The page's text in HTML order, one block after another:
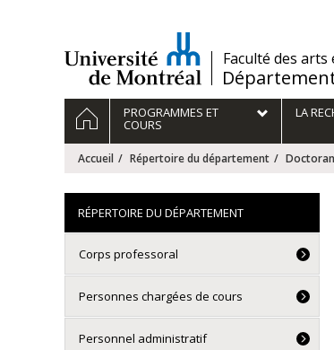
/Faculté des arts
Navigation
principale
ACCUEILPROGRAMMES ET
COURS
LA
Accueil Répertoire du département
RÉPERTOIRE DU DÉPARTEMENT
Corps professoral
Personnes chargées de cours
Personnel administratif